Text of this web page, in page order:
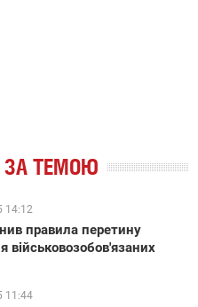
ЗА ТЕМОЮ
14:12
правила перетину
військовозобов'язаних
11:44